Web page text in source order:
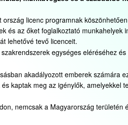
licenc programnak
és az őket foglalkoztató munkahelyek
lehetővé tevő licenceit.
egységes eléréséhez
akadályozott emberek számára
kaptak meg az igénylők, amelyekkel
nemcsak a Magyarország területén